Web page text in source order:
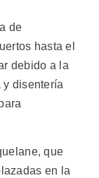
de
hasta el
debido a la
y disentería
que
en la